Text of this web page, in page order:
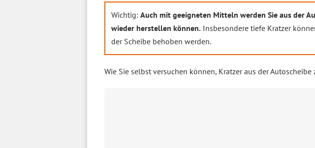
Wichtig: Auch mit geeigneten Mitteln werden Sie aus der
wieder herstellen können. Insbesondere tiefe Kratzer
der Scheibe behoben werden.
Wie Sie selbst versuchen können, Kratzer aus der